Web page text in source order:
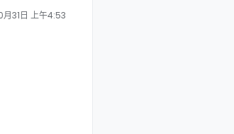
月31日 上午4:53